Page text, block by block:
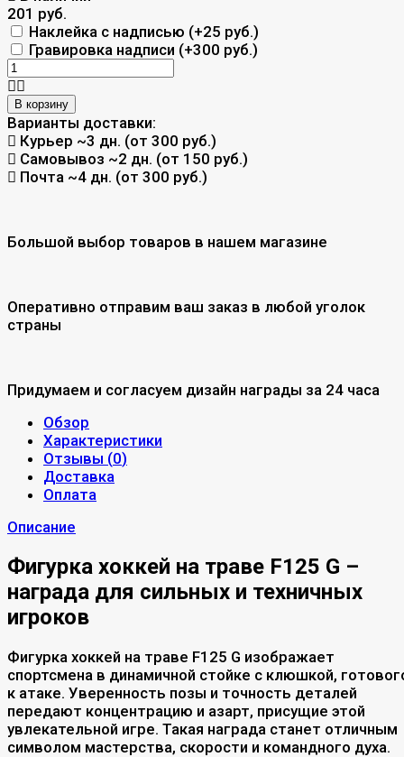
201 руб.
Наклейка с надписью (+25 руб.)
Гравировка надписи (+300 руб.)
В корзину
Варианты доставки:
Курьер ~3 дн. (от 300 руб.)
Самовывоз ~2 дн. (от 150 руб.)
Почта ~4 дн. (от 300 руб.)
Большой выбор товаров в нашем магазине
Оперативно отправим ваш заказ в любой уголок
страны
Придумаем и согласуем дизайн награды за 24 часа
Обзор
Характеристики
Отзывы (0)
Доставка
Оплата
Описание
Фигурка хоккей на траве F125 G –
награда для сильных и техничных
игроков
Фигурка хоккей на траве F125 G изображает
спортсмена в динамичной стойке с клюшкой,
к атаке. Уверенность позы и точность деталей
передают концентрацию и азарт, присущие этой
увлекательной игре. Такая награда станет отличным
символом мастерства, скорости и командного духа.